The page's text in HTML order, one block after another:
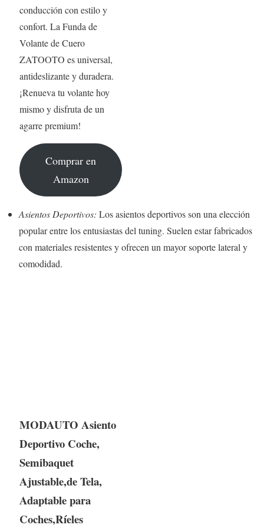
conducción con estilo y
confort. La Funda de
Volante de Cuero
ZATOOTO es universal,
antideslizante y duradera.
¡Renueva tu volante hoy
mismo y disfruta de un
agarre premium!
Comprar en
Amazon
Asientos Deportivos: Los asientos deportivos son una elección
popular entre los entusiastas del tuning. Suelen estar fabricados
con materiales resistentes y ofrecen un mayor soporte lateral y
comodidad.
MODAUTO Asiento
Deportivo Coche,
Semibaquet
Ajustable,de Tela,
Adaptable para
Coches,Ríeles